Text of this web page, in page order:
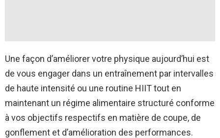
Une façon d’améliorer votre physique aujourd’hui est
de vous engager dans un entraînement par intervalles
de haute intensité ou une routine HIIT tout en
maintenant un régime alimentaire structuré conforme
à vos objectifs respectifs en matière de coupe, de
gonflement et d’amélioration des performances.